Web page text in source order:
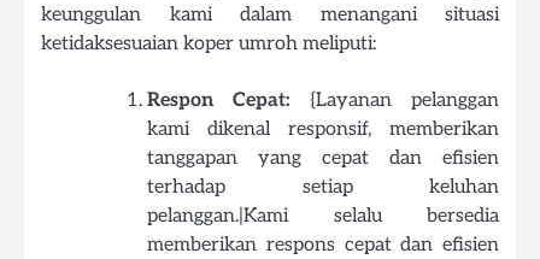
keunggulan kami dalam menangani situasi
ketidaksesuaian koper umroh meliputi:
Respon Cepat: {Layanan pelanggan
kami dikenal responsif, memberikan
tanggapan yang cepat dan efisien
terhadap setiap keluhan
pelanggan.|Kami selalu bersedia
memberikan respons cepat dan efisien